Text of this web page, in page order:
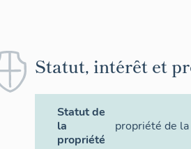
Statut, intérêt et
Statut de
la
propriété
propriété de